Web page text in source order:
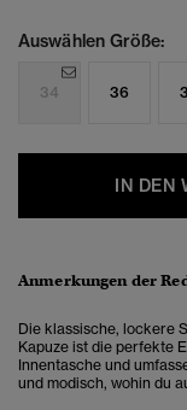
Auswählen Größe:
34 36
IN DEN
Anmerkungen der
Die klassische, lockere
Kapuze ist die perfekte
Innentasche und
und modisch, wohin du